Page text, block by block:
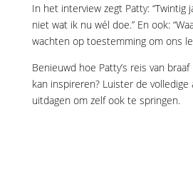
In het interview zegt Patty: “Twintig
niet wat ik nu wél doe.” En ook:
wachten op toestemming om ons
Benieuwd hoe Patty’s reis van
kan inspireren? Luister de volledige
uitdagen om zelf ook te springen.